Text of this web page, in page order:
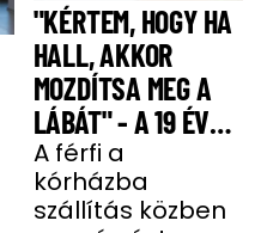
"KÉRTEM, HOGY HA
HALL, AKKOR
MOZDÍTSA MEG A
LÁBÁT" - A 19 ÉVES
BENCE HÓNAPOKIG
KÓMÁBAN FEKÜDT
A BALESETE UTÁN
A férfi a
kórházba
szállítás közben